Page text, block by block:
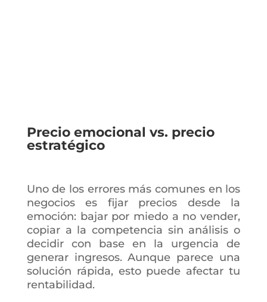
Precio emocional vs. precio
estratégico
Uno de los errores más comunes en los
negocios es fijar precios desde la
emoción: bajar por miedo a no vender,
copiar a la competencia sin análisis o
decidir con base en la urgencia de
generar ingresos. Aunque parece una
solución rápida, esto puede afectar tu
rentabilidad.